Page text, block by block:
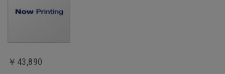
￥43,890